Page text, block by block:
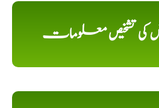
کی تشخیص معلومات